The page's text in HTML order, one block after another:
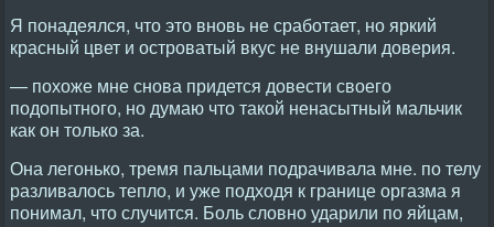
Я понадеялся, что это вновь не сработает, но яркий
красный цвет и островатый вкус не внушали доверия.
— похоже мне снова придется довести своего
подопытного, но думаю что такой ненасытный мальчик
как он только за.
Она легонько, тремя пальцами подрачивала мне. по телу
разливалось тепло, и уже подходя к границе оргазма я
понимал, что случится. Боль словно ударили по яйцам,